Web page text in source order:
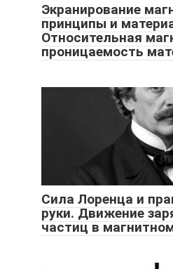
Экранирование
принципы и
Относительная
проницаемость
Сила Лоренца и
руки. Движение
частиц в